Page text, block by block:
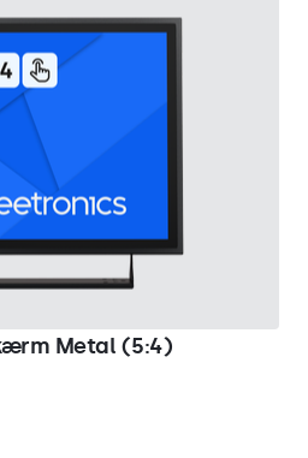
Metal (5:4)